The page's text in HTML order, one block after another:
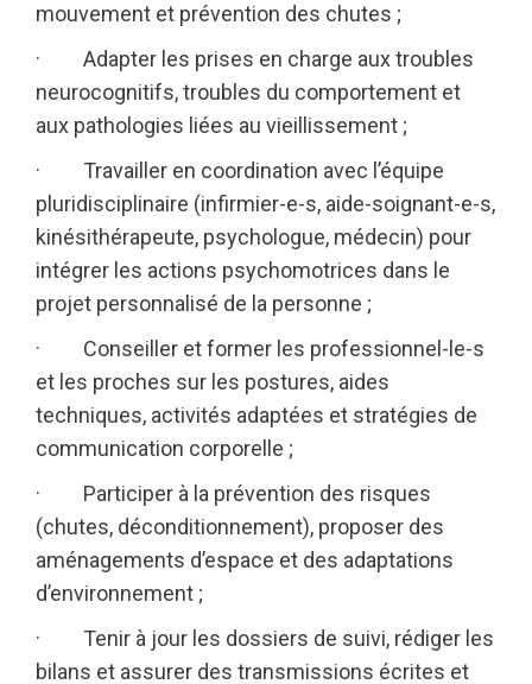
mouvement et prévention des chutes ;
· Adapter les prises en charge aux troubles
neurocognitifs, troubles du comportement et
aux pathologies liées au vieillissement ;
· Travailler en coordination avec l’équipe
pluridisciplinaire (infirmier-e-s, aide-soignant-e-s,
kinésithérapeute, psychologue, médecin) pour
intégrer les actions psychomotrices dans le
projet personnalisé de la personne ;
· Conseiller et former les professionnel-le-s
et les proches sur les postures, aides
techniques, activités adaptées et stratégies de
communication corporelle ;
· Participer à la prévention des risques
(chutes, déconditionnement), proposer des
aménagements d’espace et des adaptations
d’environnement ;
· Tenir à jour les dossiers de suivi, rédiger les
bilans et assurer des transmissions écrites et